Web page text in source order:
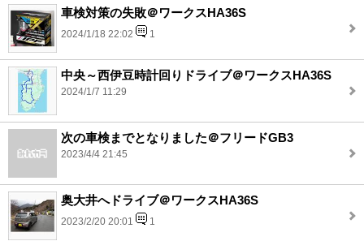
車検対策の失敗＠ワークスHA36S
2024/1/18 22:02 1
中央～西伊豆時計回りドライブ＠ワークスHA36S
2024/1/7 11:29
次の車検までとなりました＠フリードGB3
2023/4/4 21:45
奥大井へドライブ＠ワークスHA36S
2023/2/20 20:01 1